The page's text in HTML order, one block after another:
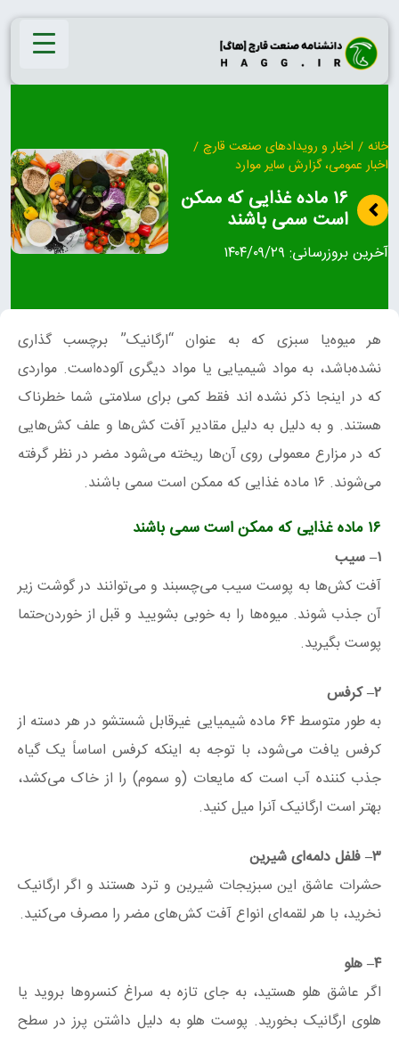
Skip
content
خانه / اخبار و رویدادهای صنعت قارچ /
اخبار عمومی، گزارش سایر موارد
۱۶ ماده غذایی که ممکن
است سمی باشند
آخرین بروزرسانی: ۱۴۰۴/۰۹/۲۹
هر میوه‌یا سبزی که به عنوان “ارگانیک” برچسب گذاری
نشده‌باشد، به مواد شیمیایی یا مواد دیگری آلوده‌است. مواردی
که در اینجا ذکر نشده اند فقط کمی برای سلامتی شما خطرناک
هستند. و به دلیل به دلیل مقادیر آفت کش‌ها و علف کش‌هایی
که در مزارع معمولی روی آن‌ها ریخته می‌شود مضر در نظر گرفته
می‌شوند. ۱۶ ماده غذایی که ممکن است سمی باشند.
۱۶ ماده غذایی که ممکن است سمی باشند
۱– سیب
آفت کش‌ها به پوست سیب می‌چسبند و می‌توانند در گوشت زیر
آن جذب شوند. میوه‌ها را به خوبی بشویید و قبل از خوردن‌حتما
پوست بگیرید.
۲– کرفس
به طور متوسط ۶۴ ماده شیمیایی غیرقابل شستشو در هر دسته از
کرفس یافت می‌شود، با توجه به اینکه کرفس اساساً یک گیاه
جذب کننده آب است که مایعات (و سموم) را از خاک می‌کشد،
بهتر است ارگانیک آنرا میل کنید.
۳– فلفل دلمه‌ای شیرین
حشرات عاشق این سبزیجات شیرین و ترد هستند و اگر ارگانیک
نخرید، با هر لقمه‌ای انواع آفت کش‌های مضر را مصرف می‌کنید.
۴– هلو
اگر عاشق هلو هستید، به جای تازه به سراغ کنسروها بروید یا
هلوی ارگانیک بخورید. پوست هلو به دلیل داشتن پرز در سطح